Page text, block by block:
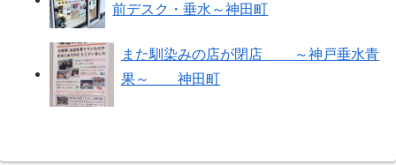
前デスク・垂水～神田町
また馴染みの店が閉店 ～神戸垂水青
果～ 神田町